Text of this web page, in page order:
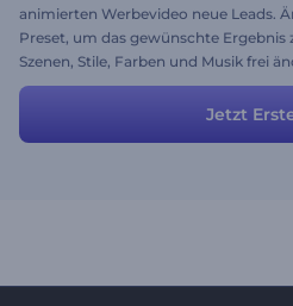
animierten Werbevideo neue Leads.
Preset, um das gewünschte Ergebnis
Szenen, Stile, Farben und Musik frei
Jetzt